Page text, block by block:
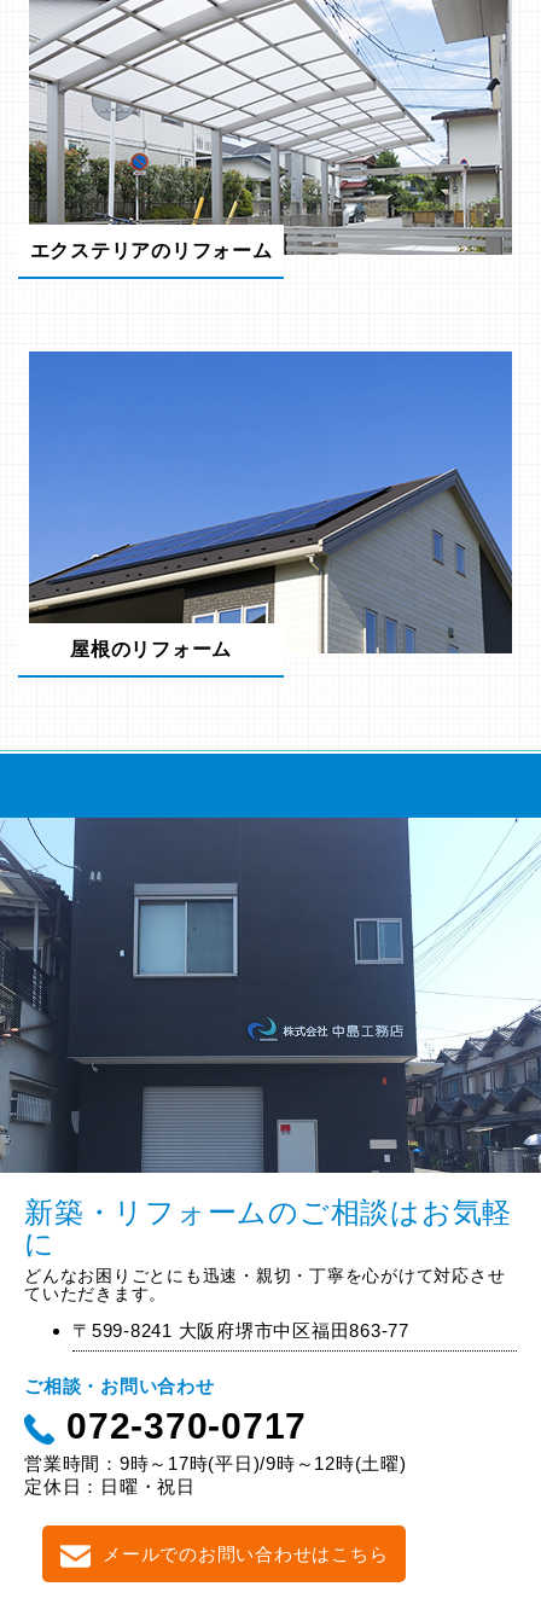
エクステリアのリフォーム
屋根のリフォーム
新築・リフォームのご相談はお気軽
に
どんなお困りごとにも迅速・親切・丁寧を心がけて対応させ
ていただきます。
〒599-8241 大阪府堺市中区福田863-77
ご相談・お問い合わせ
072-370-0717
営業時間：9時～17時(平日)/9時～12時(土曜)
定休日：日曜・祝日
メールでのお問い合わせはこちら